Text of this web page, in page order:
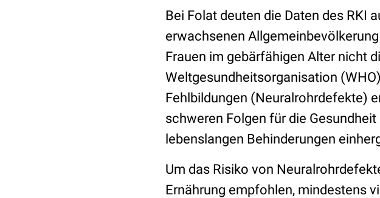
Bei Folat deuten die Daten des RKI
erwachsenen
Frauen im gebärfähigen Alter nicht
Weltgesundheitsorganisation
Fehlbildungen (Neuralrohrdefekte)
schweren Folgen für die
lebenslangen Behinderungen
Um das Risiko von
Ernährung empfohlen, mindestens